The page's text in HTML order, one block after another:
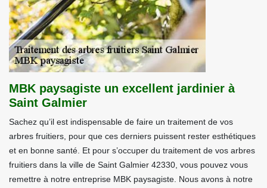
MBK paysagiste un excellent jardinier à
Saint Galmier
Sachez qu’il est indispensable de faire un traitement de vos
arbres fruitiers, pour que ces derniers puissent rester esthétiques
et en bonne santé. Et pour s’occuper du traitement de vos arbres
fruitiers dans la ville de Saint Galmier 42330, vous pouvez vous
remettre à notre entreprise MBK paysagiste. Nous avons à notre